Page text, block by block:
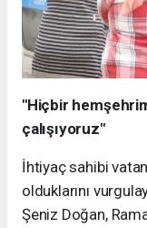
"Hiçbir
çalışıyoruz"
İhtiyaç sahibi
olduklarını
Şeniz Doğan,